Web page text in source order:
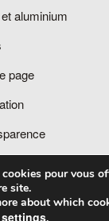
aluminium
page
pour vous
site.
about which
settings